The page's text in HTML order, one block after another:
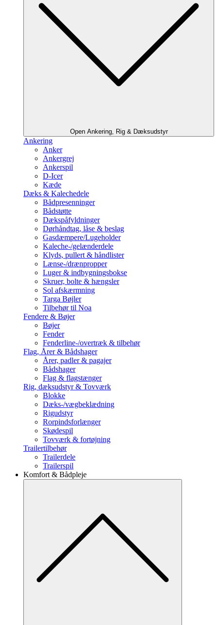
Open Ankering, Rig & Dæksudstyr
Ankering
Anker
Ankergrej
Ankerspil
D-Icer
Kæde
Dæks & Kalechedele
Bådpresenninger
Bådstøtte
Dækspåfyldninger
Dørhåndtag, låse & beslag
Gasdæmpere/Lugeholder
Kaleche-/gelænderdele
Klyds, pullert & håndlister
Lænse-/drænpropper
Luger & indbygningsbokse
Skruer, bolte & hængsler
Sol afskærmning
Targa Bøjler
Tilbehør til Noa
Fendere & Bøjer
Bøjer
Fender
Fenderline-/overtræk & tilbehør
Flag, Årer & Bådshager
Årer, padler & pagajer
Bådshager
Flag & flagstænger
Rig, dæksudstyr & Tovværk
Blokke
Dæks-/vægbeklædning
Rigudstyr
Rorpindsforlænger
Skødespil
Tovværk & fortøjning
Trailertilbehør
Trailerdele
Trailerspil
Komfort & Bådpleje